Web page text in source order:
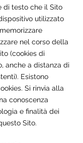
di testo che il Sito
utilizzato
nel corso della
(cookies di
anche a distanza di
Esistono
Si rinvia alla
conoscenza
e finalità dei
Sito.